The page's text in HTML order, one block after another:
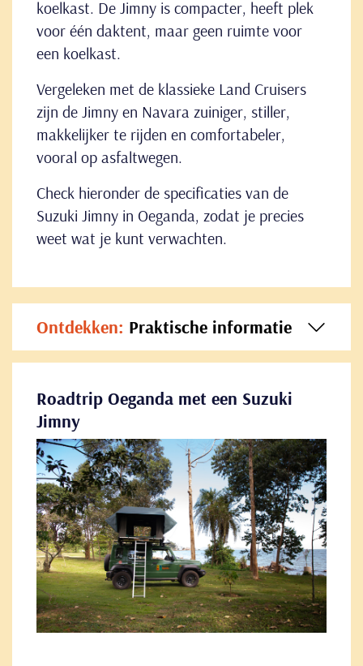
koelkast. De Jimny is compacter, heeft plek
voor één daktent, maar geen ruimte voor
een koelkast.
Vergeleken met de klassieke Land Cruisers
zijn de Jimny en Navara zuiniger, stiller,
makkelijker te rijden en comfortabeler,
vooral op asfaltwegen.
Check hieronder de specificaties van de
Suzuki Jimny in Oeganda, zodat je precies
weet wat je kunt verwachten.
Ontdekken: Praktische informatie
Roadtrip Oeganda met een Suzuki
Jimny